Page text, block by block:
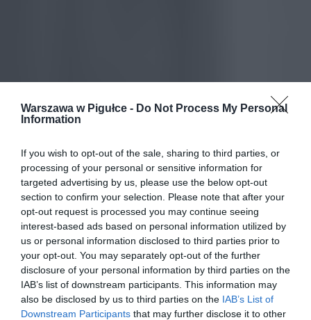
Warszawa w Pigułce - Do Not Process My Personal
Information
If you wish to opt-out of the sale, sharing to third parties, or
processing of your personal or sensitive information for
targeted advertising by us, please use the below opt-out
section to confirm your selection. Please note that after your
opt-out request is processed you may continue seeing
interest-based ads based on personal information utilized by
us or personal information disclosed to third parties prior to
your opt-out. You may separately opt-out of the further
disclosure of your personal information by third parties on the
IAB’s list of downstream participants. This information may
also be disclosed by us to third parties on the IAB’s List of
Downstream Participants that may further disclose it to other